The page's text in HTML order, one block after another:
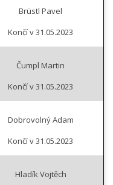
Brüstl Pavel
Končí v 31.05.2023
Čumpl Martin
Končí v 31.05.2023
Dobrovolný Adam
Končí v 31.05.2023
Hladík Vojtěch